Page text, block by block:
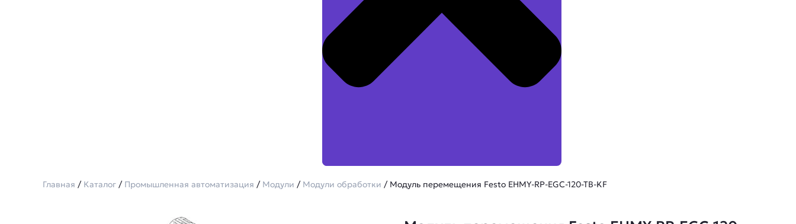
Главная / Каталог / Промышленная автоматизация / Модули / Модули обработки / Модуль перемещения Festo EHMY-RP-EGC-120-TB-KF